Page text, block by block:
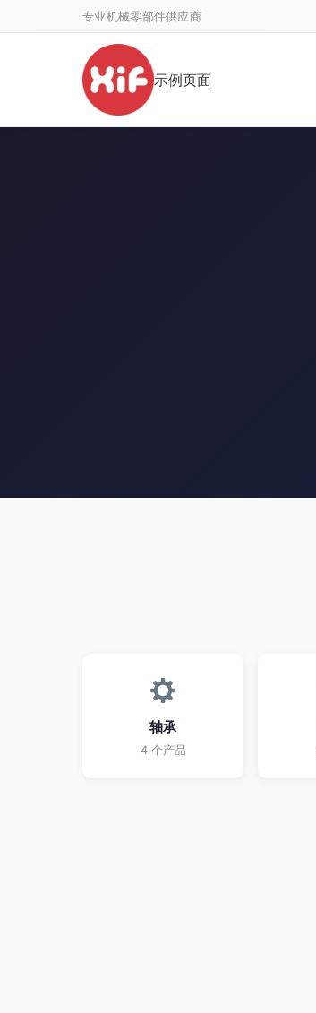
专业机械零部件供应商
示例页面
轴承
4 个产品